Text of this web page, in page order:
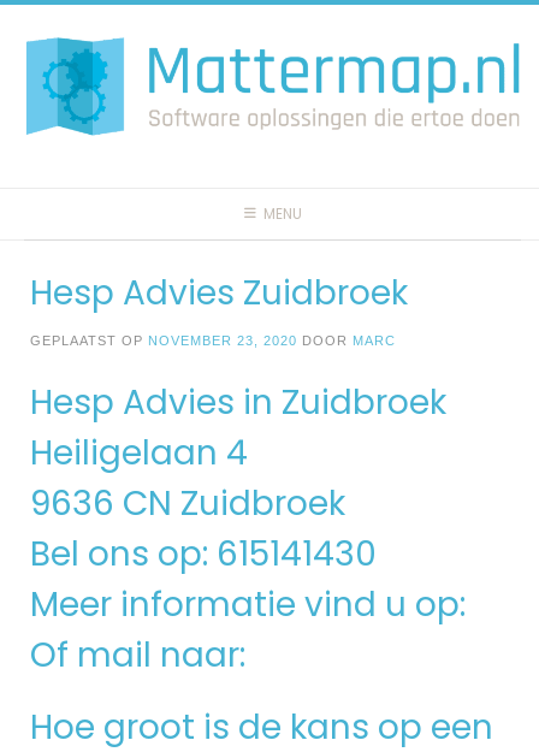
naar
inhoud
MENU
Hesp Advies Zuidbroek
GEPLAATST OP NOVEMBER 23, 2020 DOOR MARC
Hesp Advies in Zuidbroek
Heiligelaan 4
9636 CN Zuidbroek
Bel ons op: 615141430
Meer informatie vind u op:
Of mail naar:
Hoe groot is de kans op een